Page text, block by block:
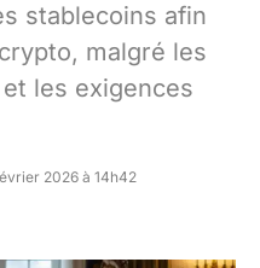
stablecoins afin
malgré les
les exigences
2026 à 14h42